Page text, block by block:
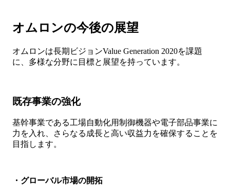
オムロンの今後の展望
オムロンは長期ビジョンValue Generation 2020を課題
に、多様な分野に目標と展望を持っています。
既存事業の強化
基幹事業である工場自動化用制御機器や電子部品事業に
力を入れ、さらなる成長と高い収益力を確保することを
目指します。
・グローバル市場の開拓